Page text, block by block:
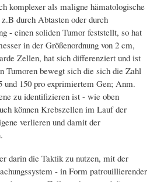
komplexer als maligne hämatologische
durch Abtasten oder durch
- einen soliden Tumor feststellt, so hat
in der Größenordnung von 2 cm,
Zellen, hat sich differenziert und ist
bewegt sich die sich die Zahl
und 150 pro exprimiertem Gen; Anm.
zu identifizieren ist - wie oben
können Krebszellen im Lauf der
verlieren und damit der
darin die Taktik zu nutzen, mit der
- in Form patrouillierender